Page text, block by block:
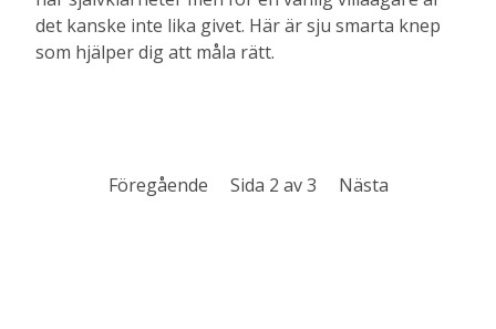
det kanske inte lika givet. Här är sju smarta knep
som hjälper dig att måla rätt.
Föregående Sida 2 av 3 Nästa